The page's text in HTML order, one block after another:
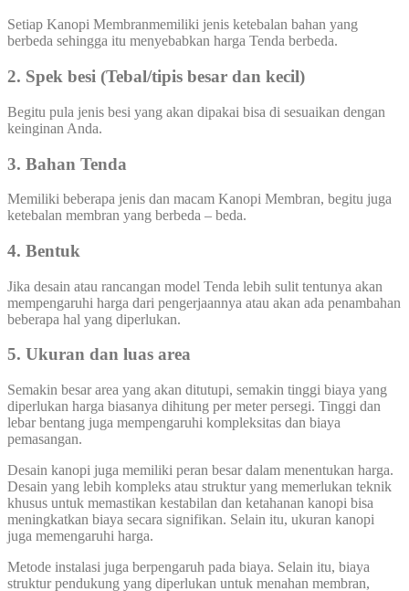
Setiap Kanopi Membranmemiliki jenis ketebalan bahan yang
berbeda sehingga itu menyebabkan harga Tenda berbeda.
2. Spek besi (Tebal/tipis besar dan kecil)
Begitu pula jenis besi yang akan dipakai bisa di sesuaikan dengan
keinginan Anda.
3. Bahan Tenda
Memiliki beberapa jenis dan macam Kanopi Membran, begitu juga
ketebalan membran yang berbeda – beda.
4. Bentuk
Jika desain atau rancangan model Tenda lebih sulit tentunya akan
mempengaruhi harga dari pengerjaannya atau akan ada penambahan
beberapa hal yang diperlukan.
5. Ukuran dan luas area
Semakin besar area yang akan ditutupi, semakin tinggi biaya yang
diperlukan harga biasanya dihitung per meter persegi. Tinggi dan
lebar bentang juga mempengaruhi kompleksitas dan biaya
pemasangan.
Desain kanopi juga memiliki peran besar dalam menentukan harga.
Desain yang lebih kompleks atau struktur yang memerlukan teknik
khusus untuk memastikan kestabilan dan ketahanan kanopi bisa
meningkatkan biaya secara signifikan. Selain itu, ukuran kanopi
juga memengaruhi harga.
Metode instalasi juga berpengaruh pada biaya. Selain itu, biaya
struktur pendukung yang diperlukan untuk menahan membran,